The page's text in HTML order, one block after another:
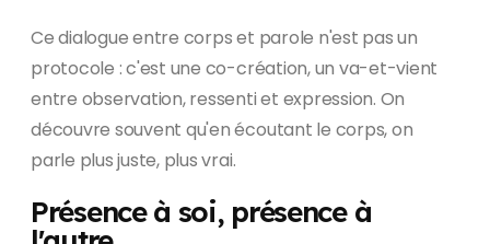
Ce dialogue entre corps et parole n'est pas un
protocole : c'est une co-création, un va-et-vient
entre observation, ressenti et expression. On
découvre souvent qu'en écoutant le corps, on
parle plus juste, plus vrai.
Présence à soi, présence à